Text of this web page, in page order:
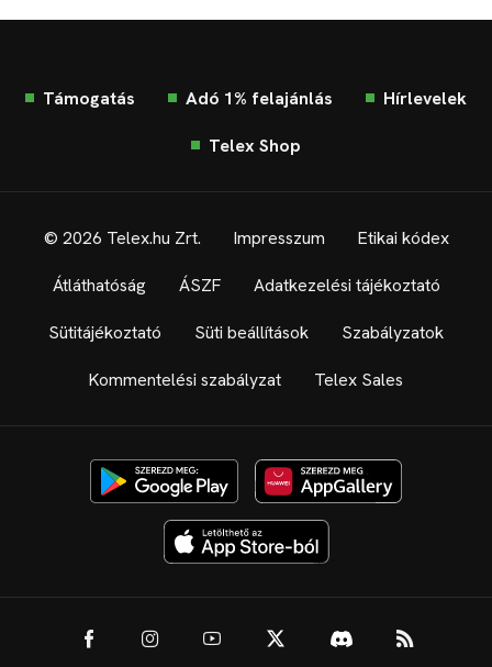
Támogatás Adó 1% felajánlás Hírlevelek
Telex Shop
© 2026 Telex.hu Zrt. Impresszum Etikai kódex
Átláthatóság ÁSZF Adatkezelési tájékoztató
Sütitájékoztató Süti beállítások Szabályzatok
Kommentelési szabályzat Telex Sales